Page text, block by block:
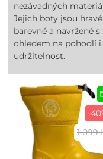
nezávadných
Jejich boty jsou
barevné a navržené s
ohledem na pohodlí i
udržitelnost.
-
1 099